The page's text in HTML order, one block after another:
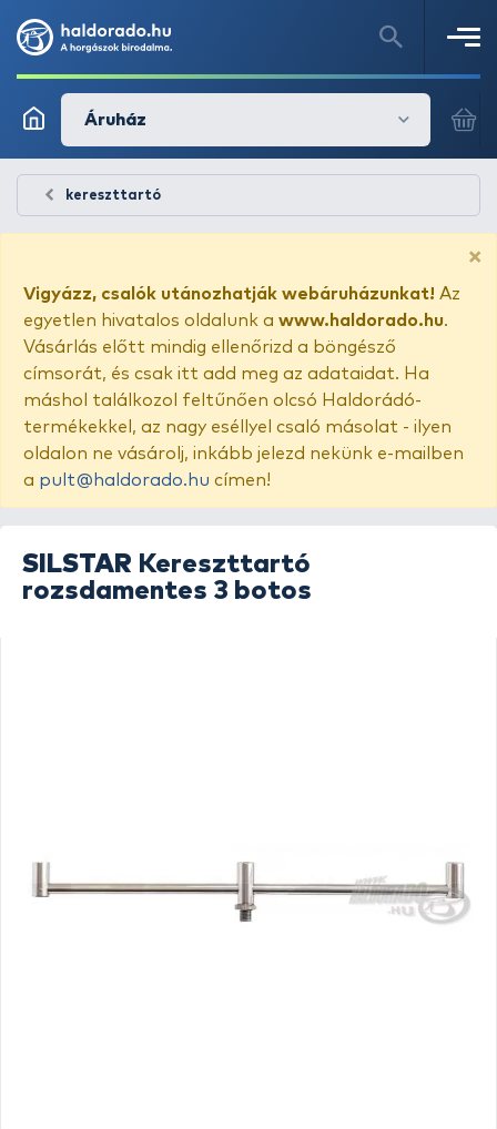
Áruház
kereszttartó
×
Vigyázz, csalók utánozhatják webáruházunkat! Az
egyetlen hivatalos oldalunk a www.haldorado.hu.
Vásárlás előtt mindig ellenőrizd a böngésző
címsorát, és csak itt add meg az adataidat. Ha
máshol találkozol feltűnően olcsó Haldorádó-
termékekkel, az nagy eséllyel csaló másolat - ilyen
oldalon ne vásárolj, inkább jelezd nekünk e-mailben
a pult@haldorado.hu címen!
SILSTAR Kereszttartó
rozsdamentes 3 botos